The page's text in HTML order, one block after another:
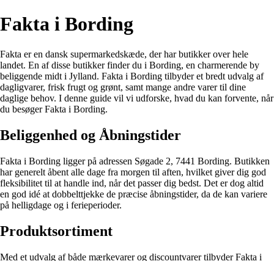
Fakta i Bording
Fakta er en dansk supermarkedskæde, der har butikker over hele
landet. En af disse butikker finder du i Bording, en charmerende by
beliggende midt i Jylland. Fakta i Bording tilbyder et bredt udvalg af
dagligvarer, frisk frugt og grønt, samt mange andre varer til dine
daglige behov. I denne guide vil vi udforske, hvad du kan forvente, når
du besøger Fakta i Bording.
Beliggenhed og Åbningstider
Fakta i Bording ligger på adressen Søgade 2, 7441 Bording. Butikken
har generelt åbent alle dage fra morgen til aften, hvilket giver dig god
fleksibilitet til at handle ind, når det passer dig bedst. Det er dog altid
en god idé at dobbelttjekke de præcise åbningstider, da de kan variere
på helligdage og i ferieperioder.
Produktsortiment
Med et udvalg af både mærkevarer og discountvarer tilbyder Fakta i